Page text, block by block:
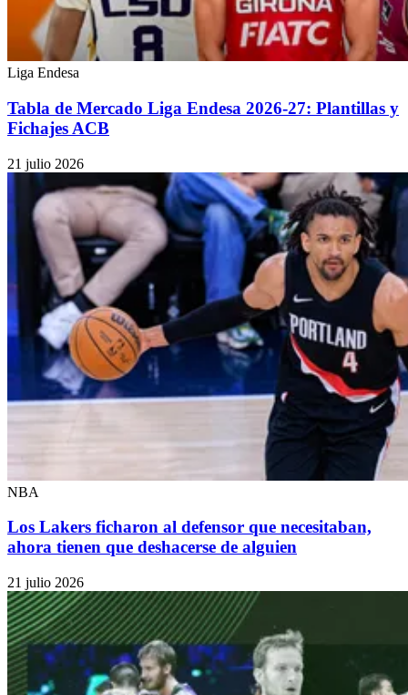
Liga Endesa
Tabla de Mercado Liga Endesa 2026-27: Plantillas y
Fichajes ACB
21 julio 2026
NBA
Los Lakers ficharon al defensor que necesitaban,
ahora tienen que deshacerse de alguien
21 julio 2026